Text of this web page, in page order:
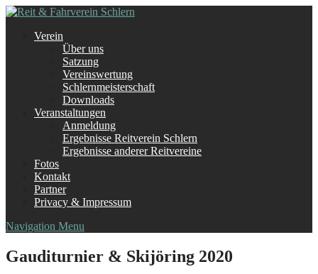
Verein
Über uns
Satzung
Vereinswertung
Schlernmeisterschaft
Downloads
Veranstaltungen
Anmeldung
Ergebnisse Reitverein Schlern
Ergebnisse anderer Reitvereine
Fotos
Kontakt
Partner
Privacy & Impressum
Navigation Menu
Gauditurnier & Skijöring 2020